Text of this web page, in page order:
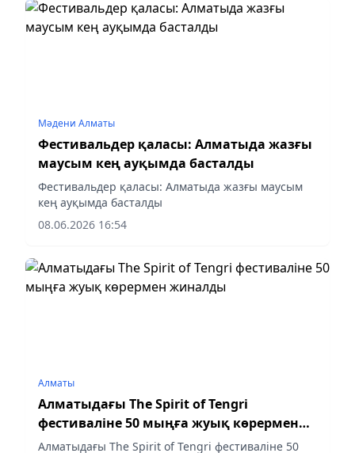
Мәдени Алматы
Фестивальдер қаласы: Алматыда жазғы
маусым кең ауқымда басталды
Фестивальдер қаласы: Алматыда жазғы маусым
кең ауқымда басталды
08.06.2026 16:54
Алматы
Алматыдағы The Spirit of Tengri
фестиваліне 50 мыңға жуық көрермен
жиналды
Алматыдағы The Spirit of Tengri фестиваліне 50